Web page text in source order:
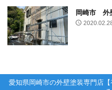
岡崎市 外
愛知県岡崎市の外壁塗装専門店【